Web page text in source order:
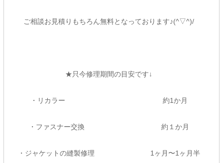
ご相談お見積りもちろん無料となっております♪(^▽^)/
★只今修理期間の目安です↓
・リカラー 約1か月
・ファスナー交換 約１か月
・ジャケットの縫製修理 1ヶ月〜1ヶ月半